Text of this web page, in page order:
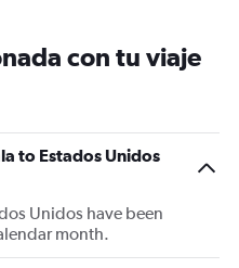
con tu viaje
to Estados Unidos
Unidos have been
month.